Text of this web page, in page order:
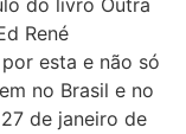
do livro Outra
René
esta e não só
no Brasil e no
de janeiro de